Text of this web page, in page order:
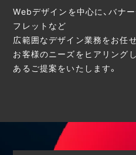
Webデザインを中心に、バナ
フレットなど
広範囲なデザイン業務をお任
お客様のニーズをヒアリング
あるご提案をいたします。